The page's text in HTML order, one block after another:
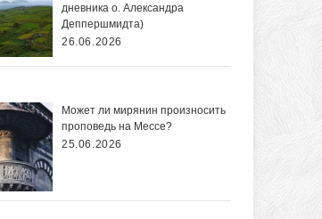
дневника о. Александра
Деппершмидта)
26.06.2026
Может ли мирянин произносить
проповедь на Мессе?
25.06.2026